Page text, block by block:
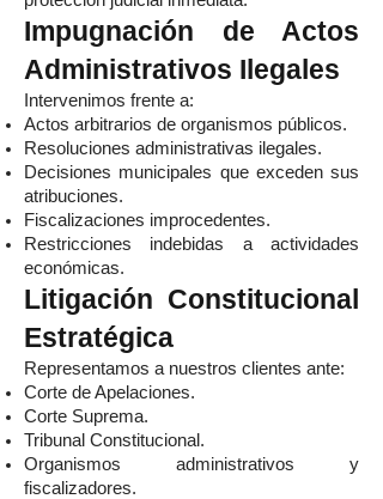
Impugnación de Actos
Administrativos Ilegales
Intervenimos frente a:
Actos arbitrarios de organismos públicos.
Resoluciones administrativas ilegales.
Decisiones municipales que exceden sus
atribuciones.
Fiscalizaciones improcedentes.
Restricciones indebidas a actividades
económicas.
Litigación Constitucional
Estratégica
Representamos a nuestros clientes ante:
Corte de Apelaciones.
Corte Suprema.
Tribunal Constitucional.
Organismos administrativos y
fiscalizadores.